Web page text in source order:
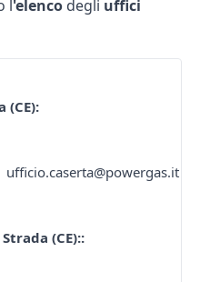
l'elenco degli uffici
(CE):
ufficio.caserta@powergas.it
(CE)::